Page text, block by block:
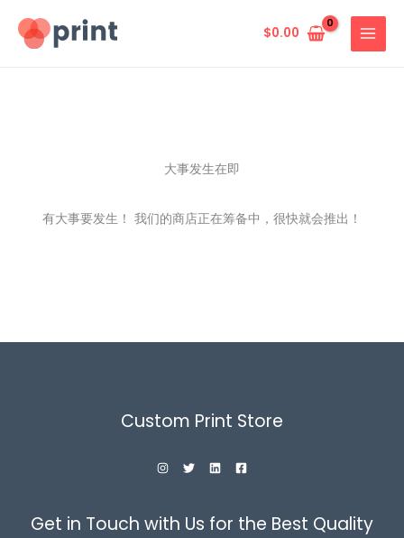
$0.00
大事发生在即
有大事要发生！ 我们的商店正在筹备中，很快就会推出！
Custom Print Store
Get in Touch with Us for the Best Quality